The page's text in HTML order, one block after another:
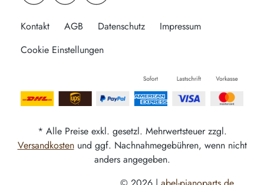
Kontakt AGB Datenschutz
Impressum
Cookie Einstellungen
* Alle Preise exkl. gesetzl. Mehrwertsteuer zzgl.
Versandkostenund ggf. Nachnahmegebühren, wenn nicht
anders angegeben.